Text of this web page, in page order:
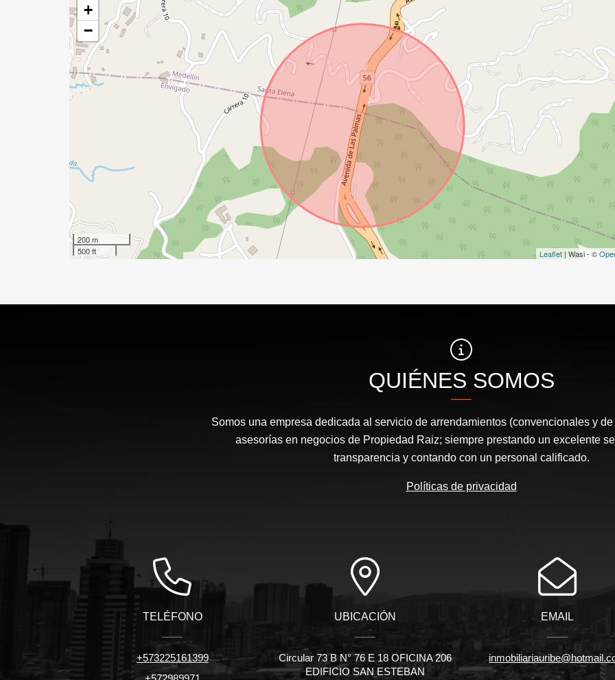
+
−
200 m
500 ft
Leaflet | Wasi - ©
QUIÉNES SOMOS
Somos una empresa dedicada al servicio de arrendamientos (convencionales y
asesorías en negocios de Propiedad Raiz; siempre prestando un excelente
transparencia y contando con un personal calificado.
Políticas de privacidad
TELÉFONO
+573225161399
UBICACIÓN
Circular 73 B N° 76 E 18 OFICINA 206
EDIFICIO SAN ESTEBAN
EMAIL